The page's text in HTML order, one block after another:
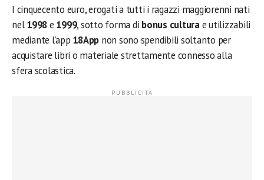
I cinquecento euro, erogati a tutti i ragazzi maggiorenni nati
nel1998e 1999, sotto forma di bonus culturae utilizzabili
mediante l’app 18App non sono spendibili soltanto per
acquistare libri o materiale strettamente connesso alla
sfera scolastica.